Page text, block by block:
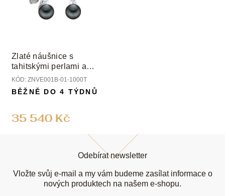
Zlaté náušnice s
tahitskými perlami a
diamanty
KÓD: ZNVE001B-01-1000T
35 540 Kč
BĚŽNĚ DO 4 TÝDNŮ
Odebírat newsletter
Vložte svůj e-mail a my vám budeme zasílat informace o
nových produktech na našem e-shopu.